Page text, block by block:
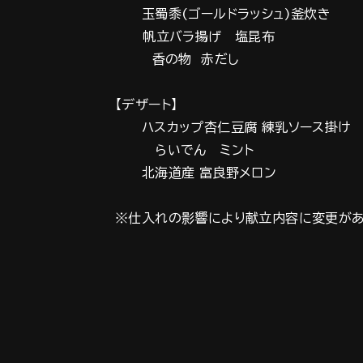
玉蜀黍(ゴールドラッシュ)釜炊き
帆立バラ揚げ 塩昆布
香の物 赤だし
【デザート】
ハスカップ杏仁豆腐 練乳ソース掛け
らいでん ミント
北海道産 富良野メロン
※仕入れの影響により献立内容に変更があ